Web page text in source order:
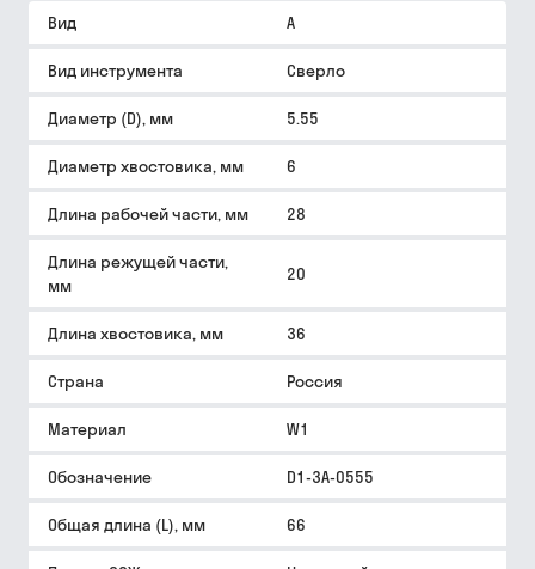
Вид A
Вид инструмента Сверло
Диаметр (D), мм 5.55
Диаметр хвостовика, мм 6
Длина рабочей части, мм 28
Длина режущей части,
мм
20
Длина хвостовика, мм 36
Страна Россия
Материал W1
Обозначение D1-3A-0555
Общая длина (L), мм 66